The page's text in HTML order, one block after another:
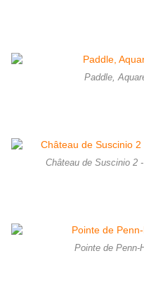
Paddle,
Château de Suscinio 2
Pointe de Penn-